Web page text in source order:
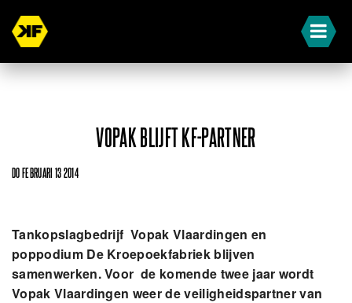
VOPAK BLIJFT KF-PARTNER
DO FEBRUARI 13 2014
Tankopslagbedrijf Vopak Vlaardingen en
poppodium De Kroepoekfabriek blijven
samenwerken. Voor de komende twee jaar wordt
Vopak Vlaardingen weer de veiligheidspartner van